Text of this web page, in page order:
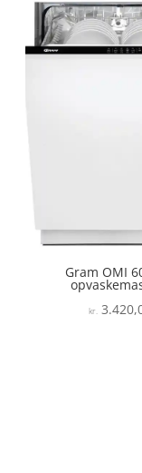
Gram OMI
kr.